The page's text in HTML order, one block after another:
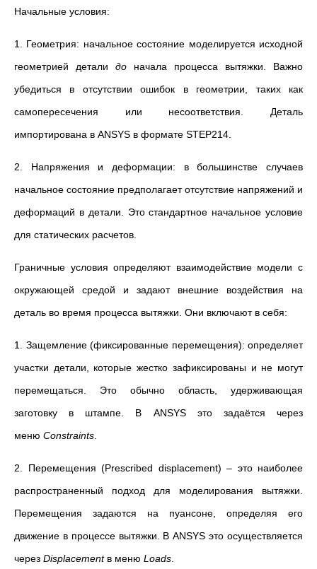
Начальные условия:
1. Геометрия: начальное состояние моделируется исходной
геометрией детали до начала процесса вытяжки. Важно
убедиться в отсутствии ошибок в геометрии, таких как
самопересечения или несоответствия. Деталь
импортирована в ANSYS в формате STEP214.
2. Напряжения и деформации: в большинстве случаев
начальное состояние предполагает отсутствие напряжений и
деформаций в детали. Это стандартное начальное условие
для статических расчетов.
Граничные условия определяют взаимодействие модели с
окружающей средой и задают внешние воздействия на
деталь во время процесса вытяжки. Они включают в себя:
1. Защемление (фиксированные перемещения): определяет
участки детали, которые жестко зафиксированы и не могут
перемещаться. Это обычно область, удерживающая
заготовку в штампе. В ANSYS это задаётся через
меню Constraints.
2. Перемещения (Prescribed displacement) – это наиболее
распространенный подход для моделирования вытяжки.
Перемещения задаются на пуансоне, определяя его
движение в процессе вытяжки. В ANSYS это осуществляется
через Displacementв меню Loads.